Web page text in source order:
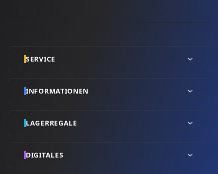
SERVICE
INFORMATIONEN
LAGERREGALE
DIGITALES